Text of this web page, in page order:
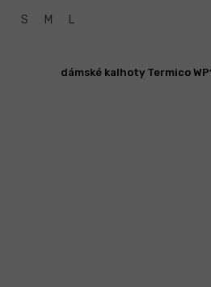
S M L
dámské kalhoty Termico